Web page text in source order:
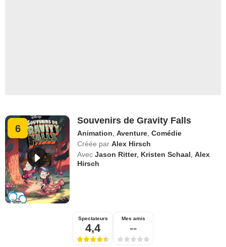
6
Souvenirs de Gravity Falls
Animation ,Aventure ,Comédie
Créée par Alex Hirsch
Avec Jason Ritter, Kristen Schaal ,Alex
Hirsch
Spectateurs
4,4
Mes amis
--